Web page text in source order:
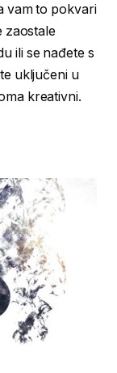
vam to pokvari
zaostale
ili se nađete s
uključeni u
kreativni.